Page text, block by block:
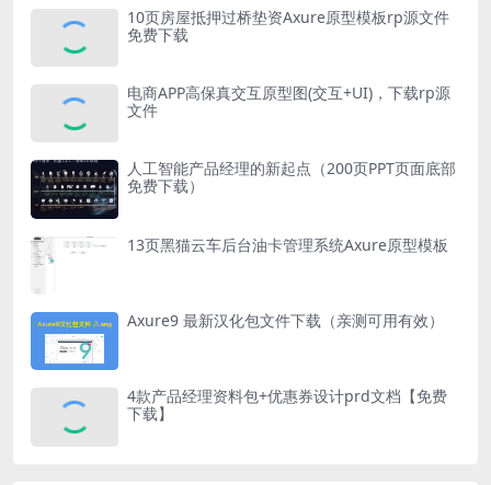
10页房屋抵押过桥垫资Axure原型模板rp源文件
免费下载
电商APP高保真交互原型图(交互+UI)，下载rp源
文件
人工智能产品经理的新起点（200页PPT页面底部
免费下载）
13页黑猫云车后台油卡管理系统Axure原型模板
Axure9 最新汉化包文件下载（亲测可用有效）
4款产品经理资料包+优惠券设计prd文档【免费
下载】